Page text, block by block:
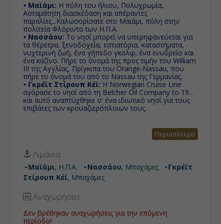
• Μαϊάμι: Η πόλη του ήλιου, Πολυχρωμία,
Ασταμάτητη διασκέδαση και απέραντες
παραλίες...Καλωσορίσατε στο Μαϊάμι, πόλη στην
πολιτεία Φλόριντα των Η.Π.Α.
• Νασσάου: Το νησί μπορεί να υπερηφανεύεται για
τα θέρετρα, ξενοδοχεία, εστιατόρια, καταστήματα,
νυχτερινή ζωή, ένα γήπεδο γκολφ, ένα ενυδρείο και
ένα καζίνο. Πήρε το όνομά της προς τιμήν του William
III της Αγγλίας, Πρίγκιπα του Orange-Nassau, που
πήρε το όνομά του από το Nassau της Γερμανίας.
• Γκρέϊτ Στίρουπ Κέϊ: Η Norwegian Cruise Line
αγόρασε το νησί από τη Belcher Oil Company το 1977
και αυτό αναπτύχθηκε σ' ένα ιδιωτικό νησί για τους
επιβάτες των κρουαζιερόπλοιων τους.
Περισσότερα
Λιμάνια:
Μαϊάμι, Η.Π.Α. Νασσάου, Μπαχάμες
Γκρέϊτ
Στίρουπ Κέϊ, Μπαχάμες
Αναχωρήσεις:
Δεν βρέθηκαν αναχωρήσεις για την επόμενη
περίοδο!